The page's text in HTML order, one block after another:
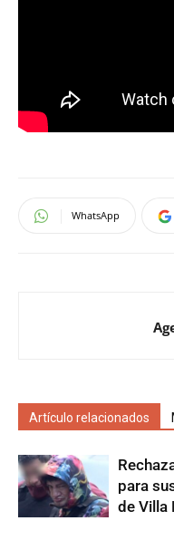
WhatsApp
Artículo relacionados
para
de Villa